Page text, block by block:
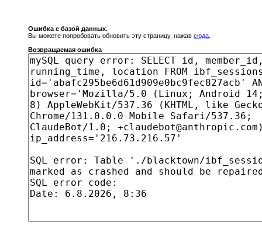
Ошибка с базой данных.
Вы можете попробовать обновить эту страницу, нажав сюда
Возвращаемая ошибка